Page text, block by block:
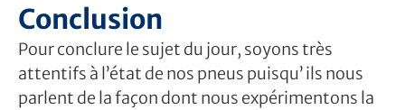
Conclusion
Pour conclure le sujet du jour, soyons très
attentifs à l’état de nos pneus puisqu’ ils nous
parlent de la façon dont nous expérimentons la